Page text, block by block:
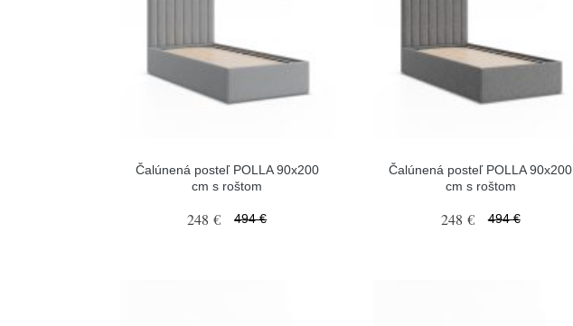
Čalúnená posteľ POLLA 90x200
cm s roštom
248 € 494 €
Čalúnená posteľ POLLA 90x200
cm s roštom
248 € 494 €